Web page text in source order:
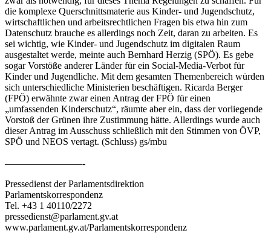
die komplexe Querschnittsmaterie aus Kinder- und Jugendschutz,
wirtschaftlichen und arbeitsrechtlichen Fragen bis etwa hin zum
Datenschutz brauche es allerdings noch Zeit, daran zu arbeiten. Es
sei wichtig, wie Kinder- und Jugendschutz im digitalen Raum
ausgestaltet werde, meinte auch Bernhard Herzig (SPÖ). Es gebe
sogar Vorstöße anderer Länder für ein Social-Media-Verbot für
Kinder und Jugendliche. Mit dem gesamten Themenbereich würden
sich unterschiedliche Ministerien beschäftigen. Ricarda Berger
(FPÖ) erwähnte zwar einen Antrag der FPÖ für einen
„umfassenden Kinderschutz“, räumte aber ein, dass der vorliegende
Vorstoß der Grünen ihre Zustimmung hätte. Allerdings wurde auch
dieser Antrag im Ausschuss schließlich mit den Stimmen von ÖVP,
SPÖ und NEOS vertagt. (Schluss) gs/mbu
————————-
Pressedienst der Parlamentsdirektion
Parlamentskorrespondenz
Tel. +43 1 40110/2272
pressedienst@parlament.gv.at
www.parlament.gv.at/Parlamentskorrespondenz